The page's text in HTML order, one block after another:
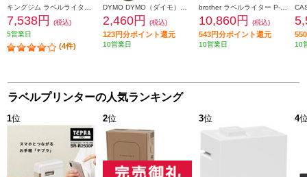
7,538円
(税込)
5営業日
(4件)
2,460円 (税込)
123円分ポイント還元
10営業日
10,860円 (税込)
543円分ポイント還元
10営業日 10
ラベルプリンターの人気ランキング
1位 2位 3位 4